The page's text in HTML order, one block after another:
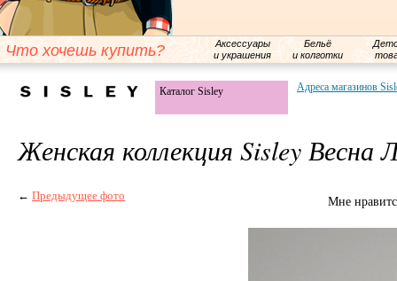
Что хочешь купить?
Аксессуары
и украшения
Бельё
и колготки
Каталог Sisley Адреса магазинов
Женская коллекция Sisley Весна
← Предыдущее фото Мне